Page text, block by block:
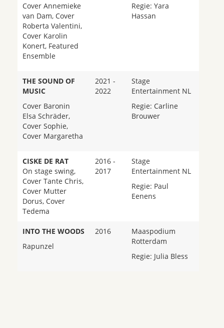
Cover Annemieke
van Dam, Cover
Roberta Valentini,
Cover Karolin
Konert, Featured
Ensemble
Regie: Yara
Hassan
THE SOUND OF
MUSIC
Cover Baronin
Elsa Schräder,
Cover Sophie,
Cover Margaretha
2021 -
2022
Stage
Entertainment NL
Regie: Carline
Brouwer
CISKE DE RAT
On stage swing,
Cover Tante Chris,
Cover Mutter
Dorus, Cover
Tedema
2016 -
2017
Stage
Entertainment NL
Regie: Paul
Eenens
INTO THE WOODS
Rapunzel
2016
Maaspodium
Rotterdam
Regie: Julia Bless